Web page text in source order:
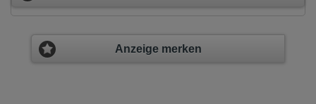
Anzeige merken